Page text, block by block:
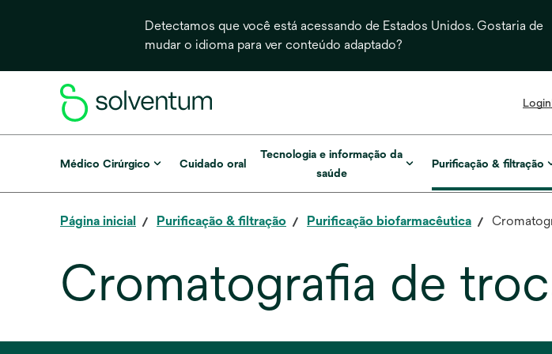
Detectamos que você está acessando de Estados Unidos. Gostaria de
mudar o idioma para ver conteúdo adaptado?
Login
Médico Cirúrgico Cuidado oral
Tecnologia e informação da
saúde
Purificação & filtração
Página inicial Purificação & filtração Purificação biofarmacêutica
Cromatografia de